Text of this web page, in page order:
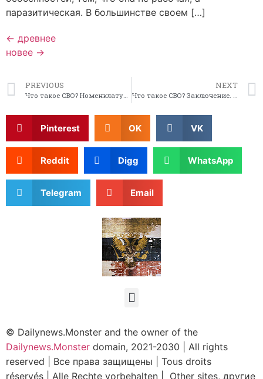
паразитическая. В большинстве своем […]
← древнее
новее →
PREVIOUS
Что такое СВО? Номенклатурные предОхранители (8)
NEXT
Что такое СВО? Заключение. (10)
Pinterest OK VK
Reddit Digg WhatsApp
Telegram Email
© Dailynews.Monster and the owner of the
Dailynews.Monster domain, 2021-2030
All rights
reserved
Все права защищены
Tous droits
réservés
Alle Rechte vorbehalten | Other sites, другие